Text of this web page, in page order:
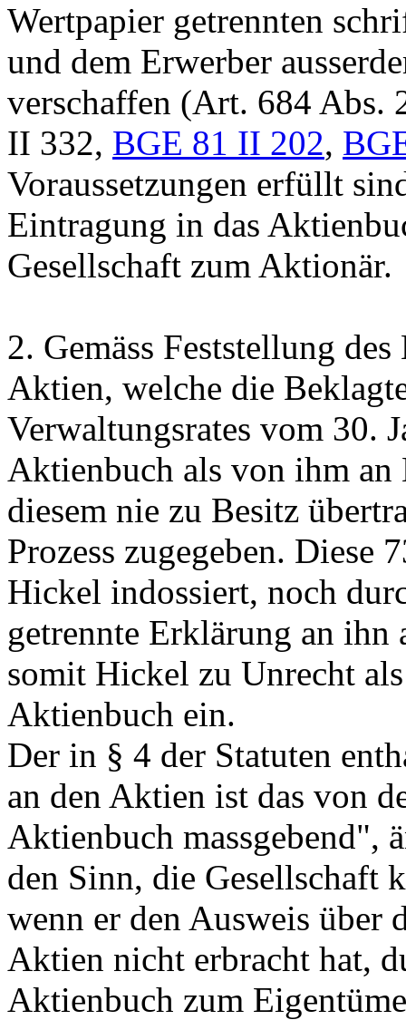
Wertpapier getrennten
und dem Erwerber
verschaffen (Art. 684 Abs.
II 332, BGE 81 II 202,
Voraussetzungen erfüllt
Eintragung in das
Gesellschaft zum Aktionär.
2. Gemäss Feststellung
Aktien, welche die
Verwaltungsrates vom 30.
Aktienbuch als von ihm an
diesem nie zu Besitz
Prozess zugegeben. Diese
Hickel indossiert, noch
getrennte Erklärung an ihn
somit Hickel zu Unrecht
Aktienbuch ein.
Der in § 4 der Statuten
an den Aktien ist das von
Aktienbuch massgebend",
den Sinn, die Gesellschaft
wenn er den Ausweis über
Aktien nicht erbracht hat,
Aktienbuch zum